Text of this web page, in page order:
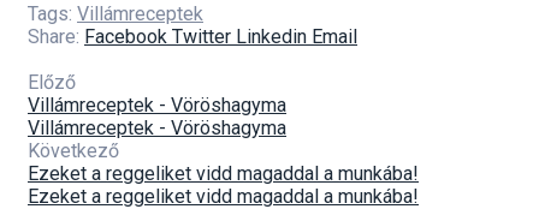
Tags: Villámreceptek
Share: Facebook Twitter Linkedin Email
Előző
Villámreceptek - Vöröshagyma
Villámreceptek - Vöröshagyma
Következő
Ezeket a reggeliket vidd magaddal a munkába!
Ezeket a reggeliket vidd magaddal a munkába!